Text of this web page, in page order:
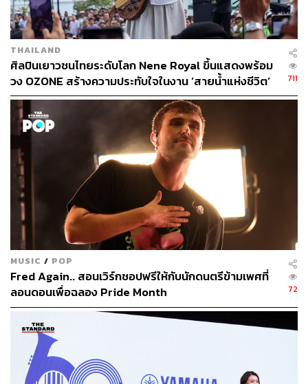
สามารถให้คำแนะนำและช่วยพัฒนาให้พวกเขาเติบโตขึ้น
เป็นศิลปินมืออาชีพได้ในอนาคต
“ในฐานะที่พี่อยู่ในอุตสาหกรรมดนตรีมานาน วงดนตรีของ
น้องๆ วัยมัธยมมีสิ่งที่เราอยากให้คำแนะนำเยอะมาก พี่อยาก
ให้พวกเขาเห็นถึงสิ่งที่ควรทำถ้าอยากทำงานแบบมืออาชีพ พี่
และทีมจะช่วยพัฒนาพวกเขา เราต้องทำให้ข้อติเหลือน้อย
ที่สุด เพื่อให้พวกเขาไปได้ไกลที่สุด”
THAILAND
ศิลปินเยาวชนไทยระดับโลก Nene Royal ขึ้นแสดงพร้อม
วง OZONE สร้างความประทับใจในงาน ‘สายน้ำแห่งชีวิต’
711
MUSIC / POP
Fred Again.. สอนเวิร์กชอปฟรีให้กับนักดนตรีข้ามเพศที่
ลอนดอนเพื่อฉลอง Pride Month
72